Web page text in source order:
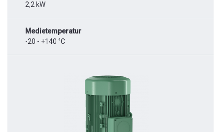
2,2 kW
Medietemperatur
-20 - +140 °C